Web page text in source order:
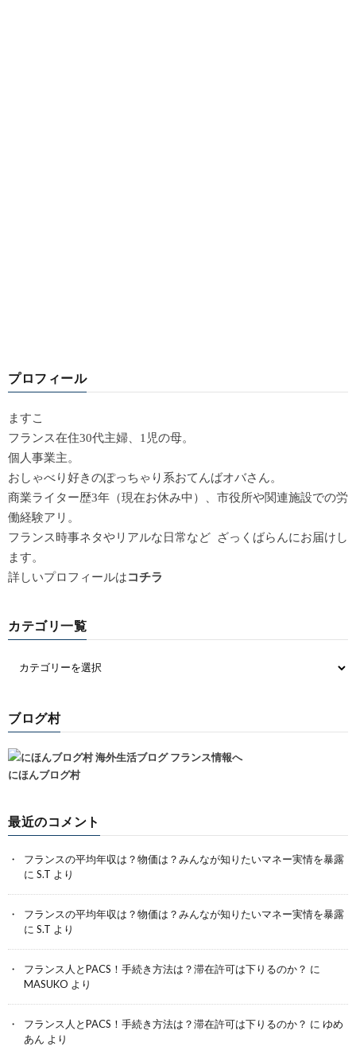
プロフィール
ますこ
フランス在住30代主婦、1児の母。
個人事業主。
おしゃべり好きのぽっちゃり系おてんばオバさん。
商業ライター歴3年（現在お休み中）、市役所や関連施設での労
働経験アリ。
フランス時事ネタやリアルな日常など ざっくばらんにお届けし
ます。
詳しいプロフィールはコチラ
カテゴリ一覧
ブログ村
にほんブログ村
最近のコメント
フランスの平均年収は？物価は？みんなが知りたいマネー実情を暴露
に S.T より
フランスの平均年収は？物価は？みんなが知りたいマネー実情を暴露
に S.T より
フランス人とPACS！手続き方法は？滞在許可は下りるのか？ に
MASUKO より
フランス人とPACS！手続き方法は？滞在許可は下りるのか？ に ゆめ
あん より